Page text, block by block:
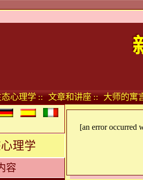
心理学 :: 文章和讲座 :: 大师的寓
理学
容
[an error occurred